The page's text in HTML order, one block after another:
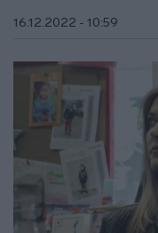
16.12.2022 - 10:59